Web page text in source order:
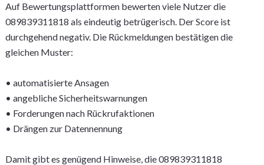
Auf Bewertungsplattformen bewerten viele Nutzer die
089839311818 als eindeutig betrügerisch. Der Score ist
durchgehend negativ. Die Rückmeldungen bestätigen die
gleichen Muster:
• automatisierte Ansagen
• angebliche Sicherheitswarnungen
• Forderungen nach Rückrufaktionen
• Drängen zur Datennennung
Damit gibt es genügend Hinweise, die 089839311818